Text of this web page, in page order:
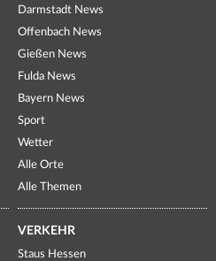
Darmstadt News
Offenbach News
Gießen News
Fulda News
Bayern News
Sport
Wetter
Alle Orte
Alle Themen
VERKEHR
Staus Hessen